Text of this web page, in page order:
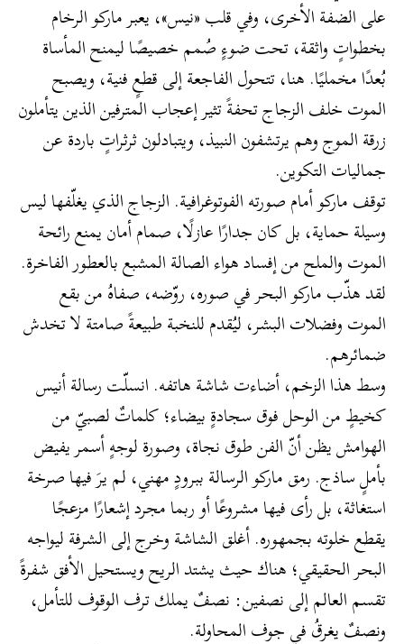
على الضفة الأخرى، وفي قلب «نيس»، يعبر ماركو الرخام
بخطواتٍ واثقة، تحت ضوءٍ صُمم خصيصًا ليمنح المأساة
بُعدًا مخمليًا. هنا، تتحول الفاجعة إلى قطعٍ فنية، ويصبح
الموت خلف الزجاج تحفةً تثير إعجاب المترفين الذين يتأملون
زرقة الموج وهم يرتشفون النبيذ، ويتبادلون ثرثراتٍ باردة عن
جماليات التكوين.
​توقف ماركو أمام صورته الفوتوغرافية. الزجاج الذي يغلّفها ليس
وسيلة حماية، بل كان جدارًا عازلًا، صمام أمان يمنع رائحة
الموت والملح من إفساد هواء الصالة المشبع بالعطور الفاخرة.
لقد هذّب ماركو البحر في صوره، روّضه، صفاهُ من بقع
الموت وفضلات البشر، ليُقدم للنخبة طبيعةً صامتة لا تخدش
ضمائرهم.
​وسط هذا الزخم، أضاءت شاشة هاتفه. انسلّت رسالة أنيس
كخيطٍ من الوحل فوق سجادةٍ بيضاء؛ كلماتٌ لصبيّ من
الهوامش يظن أنّ الفن طوق نجاة، وصورة لوجهٍ أسمر يفيض
بأملٍ ساذج. رمق ماركو الرسالة ببرودٍ مهني، لم يرَ فيها صرخة
استغاثة، بل رأى فيها مشروعًا أو ربما مجرد إشعارًا مزعجًا
يقطع خلوته بجمهوره. أغلق الشاشة وخرج إلى الشرفة ليواجه
البحر الحقيقي؛ هناك حيث يشتد الريح ويستحيل الأفق شفرةً
تقسم العالم إلى نصفين: نصفٌ يملك ترف الوقوف للتأمل،
ونصفٌ يغرقُ في جوف المحاولة.